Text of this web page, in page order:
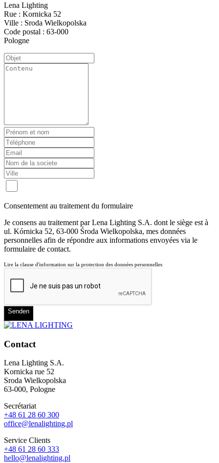
Lena Lighting
Rue : Kornicka 52
Ville : Sroda Wielkopolska
Code postal : 63-000
Pologne
Consentement au traitement du formulaire
Je consens au traitement par Lena Lighting S.A. dont le siège est à
ul. Kórnicka 52, 63-000 Środa Wielkopolska, mes données
personnelles afin de répondre aux informations envoyées via le
formulaire de contact.
Lire la clause d'information sur la protection des données personnelles
Senden
Contact
Lena Lighting S.A.
Kornicka rue 52
Sroda Wielkopolska
63-000, Pologne
Secrétariat
+48 61 28 60 300
office@lenalighting.pl
Service Clients
+48 61 28 60 333
hello@lenalighting.pl